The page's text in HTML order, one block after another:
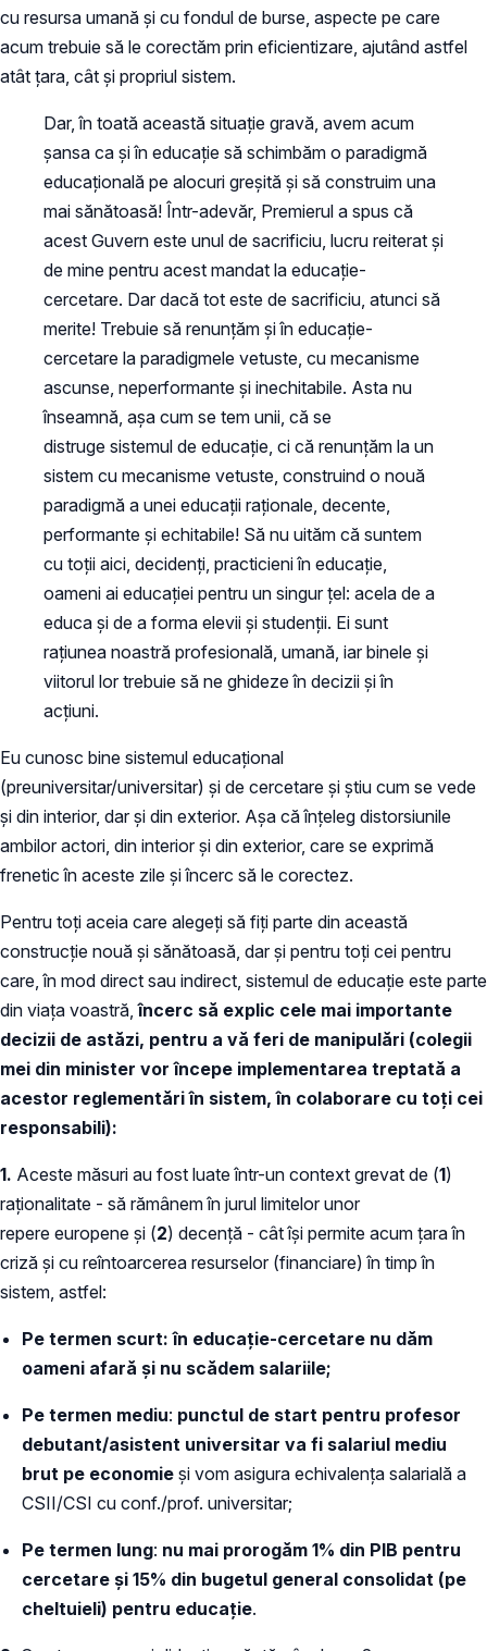
cu resursa umană și cu fondul de burse, aspecte pe care
acum trebuie să le corectăm prin eficientizare, ajutând astfel
atât țara, cât și propriul sistem.
Dar, în toată această situație gravă, avem acum
șansa ca și în educație să schimbăm o paradigmă
educațională pe alocuri greșită și să construim una
mai sănătoasă! Într-adevăr, Premierul a spus că
acest Guvern este unul de sacrificiu, lucru reiterat și
de mine pentru acest mandat la educație-
cercetare. Dar dacă tot este de sacrificiu, atunci să
merite! Trebuie să renunțăm și în educație-
cercetare la paradigmele vetuste, cu mecanisme
ascunse, neperformante și inechitabile. Asta nu
înseamnă, așa cum se tem unii, că se
distruge sistemul de educație, ci că renunțăm la un
sistem cu mecanisme vetuste, construind o nouă
paradigmă a unei educații raționale, decente,
performante și echitabile! Să nu uităm că suntem
cu toții aici, decidenți, practicieni în educație,
oameni ai educației pentru un singur țel: acela de a
educa și de a forma elevii și studenții. Ei sunt
rațiunea noastră profesională, umană, iar binele și
viitorul lor trebuie să ne ghideze în decizii și în
acțiuni.
Eu cunosc bine sistemul educațional
(preuniversitar/universitar) și de cercetare și știu cum se vede
și din interior, dar și din exterior. Așa că înțeleg distorsiunile
ambilor actori, din interior și din exterior, care se exprimă
frenetic în aceste zile și încerc să le corectez.
Pentru toți aceia care alegeți să fiți parte din această
construcție nouă și sănătoasă, dar și pentru toți cei pentru
care, în mod direct sau indirect, sistemul de educație este parte
din viața voastră,încerc să explic cele mai importante
decizii de astăzi, pentru a vă feri de manipulări (colegii
mei din minister vor începe implementarea treptată a
acestor reglementări în sistem, în colaborare cu toți cei
responsabili):
1. Aceste măsuri au fost luate într-un context grevat de (1)
raționalitate - să rămânem în jurul limitelor unor
repere europene și (2) decență - cât își permite acum țara în
criză și cu reîntoarcerea resurselor (financiare) în timp în
sistem, astfel:
Pe termen scurt: în educație-cercetare nu dăm
oameni afară și nu scădem salariile;
Pe termen mediu: punctul de start pentru profesor
debutant/asistent universitar va fi salariul mediu
brut pe economie și vom asigura echivalența salarială a
CSII/CSI cu conf./prof. universitar;
Pe termen lung: nu mai prorogăm 1% din PIB pentru
cercetare și 15% din bugetul general consolidat (pe
cheltuieli) pentru educație.